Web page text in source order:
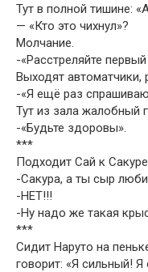
Тут в полной тишине:
— «Кто это чихнул»?
Молчание.
-«Расстреляйте
Выходят автоматчики,
-«Я ещё раз
Тут из зала жалобный
-«Будьте здоровы».
***
Подходит Сай к
-Сакура, а ты сыр
-НЕТ!!!
-Ну надо же такая
***
Сидит Наруто на
говорит: «Я сильный!